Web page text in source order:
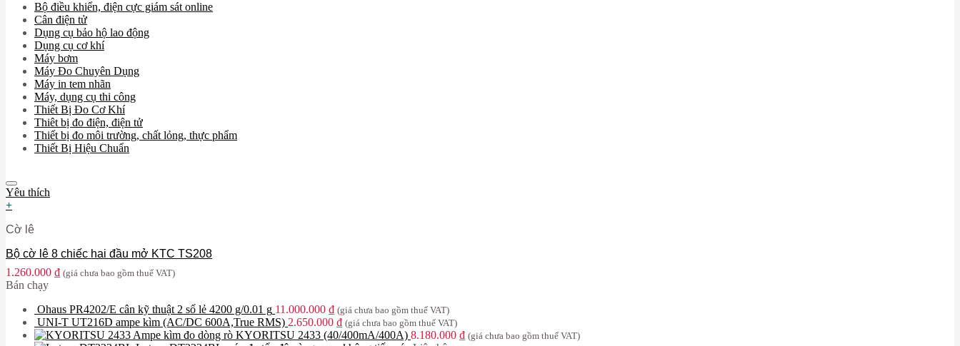
Bộ điều khiển, điện cực giám sát online
Cân điện tử
Dụng cụ bảo hộ lao động
Dụng cụ cơ khí
Máy bơm
Máy Đo Chuyên Dụng
Máy in tem nhãn
Máy, dụng cụ thi công
Thiết Bị Đo Cơ Khí
Thiêt bị đo điện, điện tử
Thiết bị đo môi trường, chất lỏng, thực phẩm
Thiết Bị Hiệu Chuẩn
Yêu thích
+
Cờ lê
Bộ cờ lê 8 chiếc hai đầu mở KTC TS208
1.260.000 ₫ (giá chưa bao gồm thuế VAT)
Bán chạy
Ohaus PR4202/E cân kỹ thuật 2 số lẻ 4200 g/0.01 g 11.000.000 ₫ (giá chưa bao gồm thuế VAT)
UNI-T UT216D ampe kìm (AC/DC 600A,True RMS) 2.650.000 ₫ (giá chưa bao gồm thuế VAT)
Ampe kìm đo dòng rò KYORITSU 2433 (40/400mA/400A) 8.180.000 ₫ (giá chưa bao gồm thuế VAT)